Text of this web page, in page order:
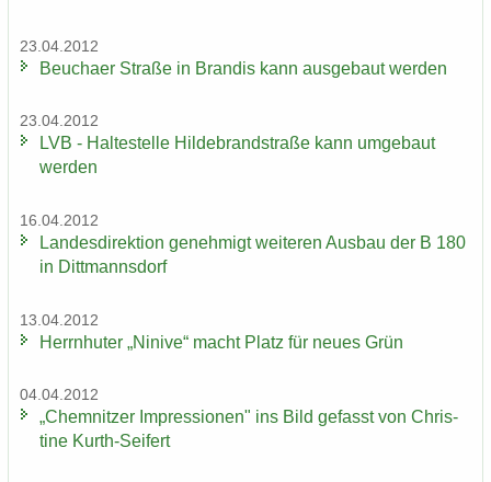
23.04.2012
Beu­cha­er Stra­ße in Bran­dis kann aus­ge­baut wer­den
23.04.2012
LVB - Hal­te­stel­le Hil­de­brand­stra­ße kann um­ge­baut
wer­den
16.04.2012
Lan­des­di­rek­ti­on ge­neh­migt wei­te­ren Aus­bau der B 180
in Ditt­manns­dorf
13.04.2012
Herrn­hu­ter „Ni­ni­ve“ macht Platz für neues Grün
04.04.2012
„Chem­nit­zer Im­pres­sio­nen" ins Bild ge­fasst von Chris­
ti­ne Kurth-​Seifert